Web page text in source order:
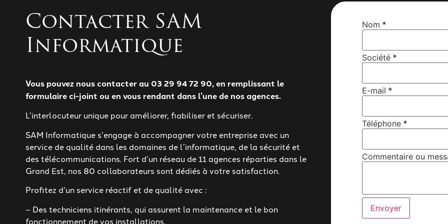
Contacter SAM
Informatique
Vous pouvez nous contacter au 03 29 94 72 90, en remplissant le
formulaire ci-joint ou en vous rendant dans l’une de nos agences.
L’interlocuteur unique pour améliorer, fiabiliser et sécuriser.
SAM Informatique s’engage à accompagner votre entreprise avec un
service de qualité dans les domaines de l’informatique, de la sécurité et
des télécommunications. Fort d’un réseau de 11 agences réparties dans le
Grand Est, nos 80 collaborateurs sont dédiés à votre satisfaction.
Profitez d’un service réactif et de qualité avec :
– Des techniciens itinérants, qui assurent la maintenance et le bon
fonctionnement de vos installations.
Nom*
Société*
E-mail*
message
Téléphone
Téléphone*
Commentaire ou
Envoyer